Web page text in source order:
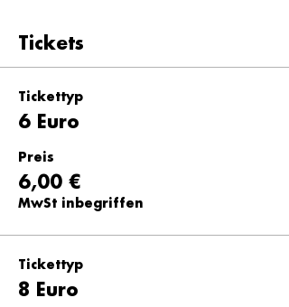
Tickets
Tickettyp
6 Euro
Preis
6,00 €
MwSt inbegriffen
Tickettyp
8 Euro